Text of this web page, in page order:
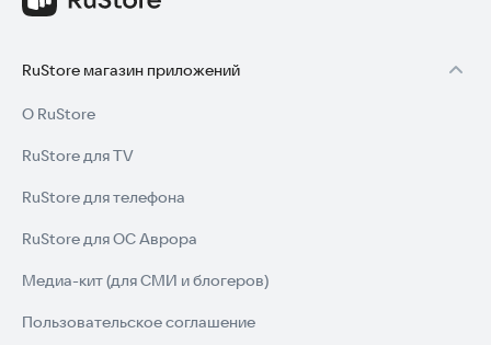
RuStore магазин приложений
О RuStore
RuStore для TV
RuStore для телефона
RuStore для ОС Аврора
Медиа-кит (для СМИ и блогеров)
Пользовательское соглашение